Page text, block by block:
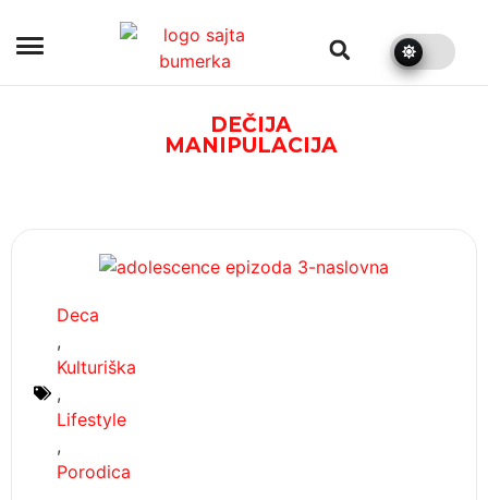
DEČIJA
MANIPULACIJA
Deca
,
Kulturiška
,
Lifestyle
,
Porodica